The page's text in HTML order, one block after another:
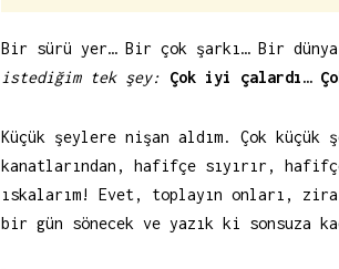
Bir sürü yer… Bir çok şarkı… Bir
istediğim tek şey: Çok iyi çalardı…
Küçük şeylere nişan aldım. Çok
kanatlarından, hafifçe sıyırır, hafifçe
ıskalarım! Evet, toplayın onları, zira
bir gün sönecek ve yazık ki sonsuza